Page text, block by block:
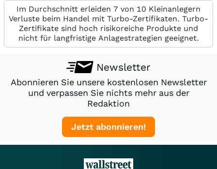
Im Durchschnitt erleiden 7 von 10 Kleinanlegern
Verluste beim Handel mit Turbo-Zertifikaten. Turbo-
Zertifikate sind hoch risikoreiche Produkte und
nicht für langfristige Anlagestrategien geeignet.
Newsletter
Abonnieren Sie unsere kostenlosen Newsletter
und verpassen Sie nichts mehr aus der
Redaktion
Jetzt abonnieren!